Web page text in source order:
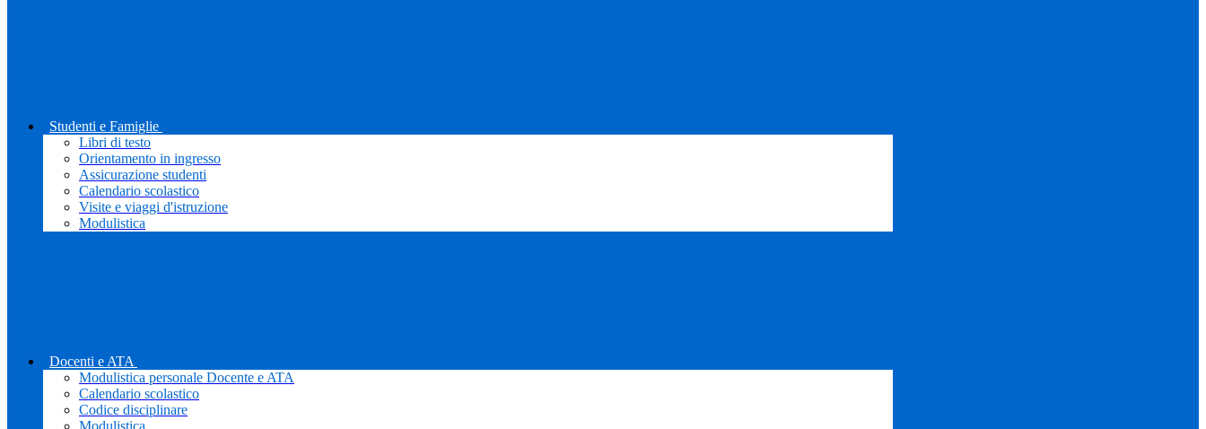
Studenti e Famiglie
Libri di testo
Orientamento in ingresso
Assicurazione studenti
Calendario scolastico
Visite e viaggi d'istruzione
Modulistica
Docenti e ATA
Modulistica personale Docente e ATA
Calendario scolastico
Codice disciplinare